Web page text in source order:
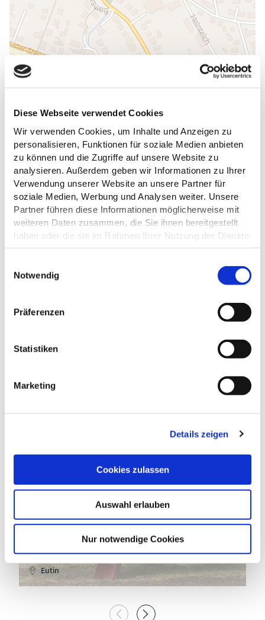
Diese Webseite verwendet Cookies
Wir verwenden Cookies, um Inhalte und Anzeigen zu
personalisieren, Funktionen für soziale Medien anbieten
zu können und die Zugriffe auf unsere Website zu
analysieren. Außerdem geben wir Informationen zu Ihrer
Verwendung unserer Website an unsere Partner für
soziale Medien, Werbung und Analysen weiter. Unsere
Partner führen diese Informationen möglicherweise mit
weiteren Daten zusammen, die Sie ihnen bereitgestellt
haben oder die sie im Rahmen Ihrer Nutzung der Dienste
gesammelt haben.
Datenschutz
Notwendig
Präferenzen
Statistiken
Marketing
Details zeigen
Cookies zulassen
Auswahl erlauben
Nur notwendige Cookies
ALLGEMEINE INFORMATIONEN
EIGNUNG
ZAHLUNGSMÖGLICHKEITEN
DAS KÖNNTE DICH AUCH
SPIELPLATZ GESCHWISTER-SCHOLL-
RING
Eutin
©